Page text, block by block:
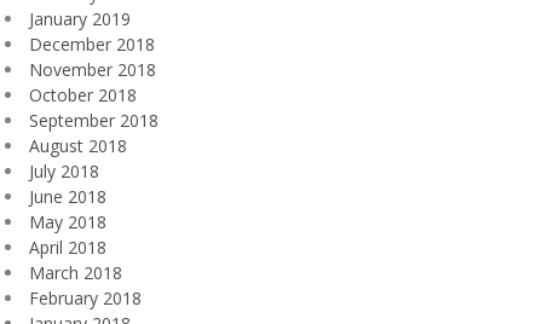
January 2019
December 2018
November 2018
October 2018
September 2018
August 2018
July 2018
June 2018
May 2018
April 2018
March 2018
February 2018